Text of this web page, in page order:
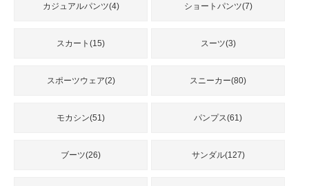
カジュアルパンツ(4) ショートパンツ(7)
スカート(15) スーツ(3)
スポーツウェア(2) スニーカー(80)
モカシン(51) パンプス(61)
ブーツ(26) サンダル(127)